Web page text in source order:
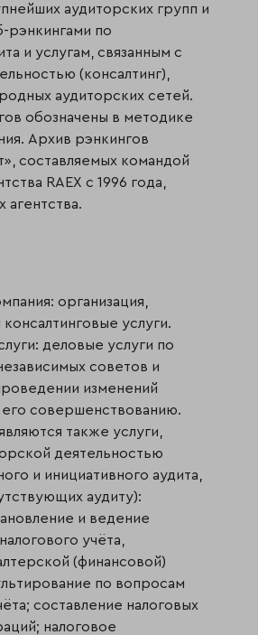
аудиторских групп и
рэнкингами по
и услугам, связанным с
(консалтинг),
аудиторских сетей.
обозначены в методике
Архив рэнкингов
составляемых командой
RAEX с 1996 года,
агентства.
организация,
услуги.
деловые услуги по
советов и
изменений
его совершенствованию.
также услуги,
деятельностью
и инициативного аудита,
аудиту):
и ведение
учёта,
(финансовой)
по вопросам
составление налоговых
налоговое